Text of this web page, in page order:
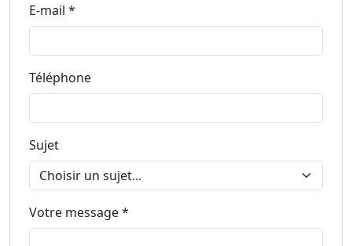
E-mail *
Téléphone
Sujet
Votre message *